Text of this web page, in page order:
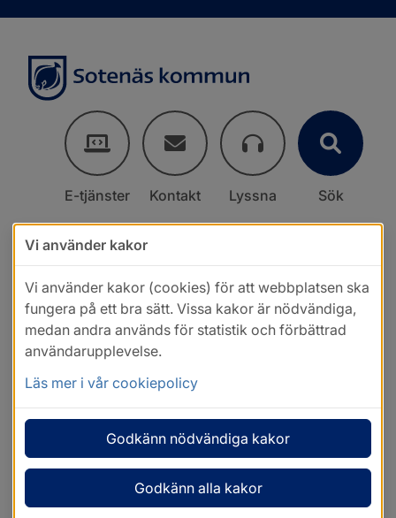
E-tjänster Kontakt Lyssna Sök
Vi använder kakor
Vi använder kakor (cookies) för att webbplatsen ska
fungera på ett bra sätt. Vissa kakor är nödvändiga,
medan andra används för statistik och förbättrad
användarupplevelse.
Läs mer i vår cookiepolicy
Godkänn nödvändiga kakor
Godkänn alla kakor